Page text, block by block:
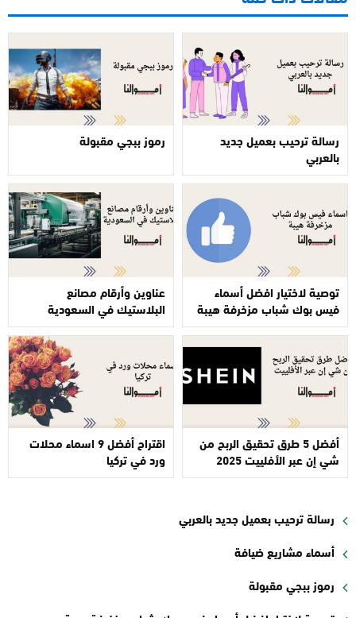
رسالة ترحيب بعميل جديد
بالعربي
رموز ببجي مقبولة
توصية لاختيار افضل أسماء
فيس بوك شباب مزخرفة هيبة
عناوين وأرقام مصانع
البلاستيك في السعودية
أفضل 5 طرق تحقيق الربح من
شي إن عبر الأفلييت 2025
اقتراح أفضل 9 اسماء محلات
ورد في تركيا
رسالة ترحيب بعميل جديد بالعربي
أسماء مشاريع ضيافة
رموز ببجي مقبولة